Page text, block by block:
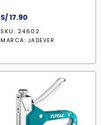
S/17.90
SKU: 24602
MARCA: JADEVER